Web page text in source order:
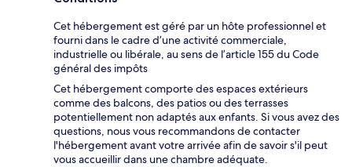
Cet hébergement est géré par un hôte professionnel et
fourni dans le cadre d’une activité commerciale,
industrielle ou libérale, au sens de l’article 155 du Code
général des impôts
Cet hébergement comporte des espaces extérieurs
comme des balcons, des patios ou des terrasses
potentiellement non adaptés aux enfants. Si vous avez des
questions, nous vous recommandons de contacter
l'hébergement avant votre arrivée afin de savoir s'il peut
vous accueillir dans une chambre adéquate.